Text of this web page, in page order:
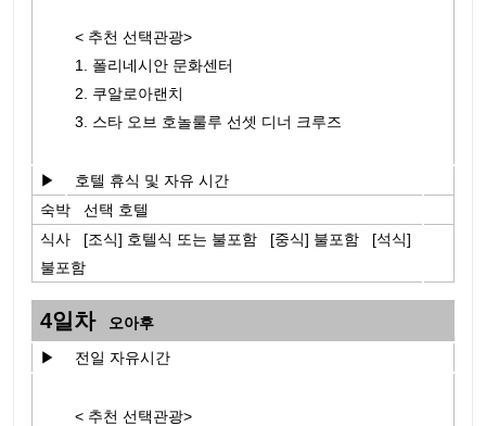
< 추천 선택관광>
1. 폴리네시안 문화센터
2. 쿠알로아랜치
3. 스타 오브 호놀룰루 선셋 디너 크루즈
▶
호텔 휴식 및 자유 시간
숙박 선택 호텔
식사 [조식] 호텔식 또는 불포함 [중식] 불포함 [석식]
불포함
4일차오아후
▶
전일 자유시간
< 추천 선택관광>